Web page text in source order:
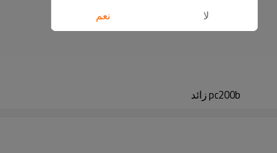
pc200b زائد
لا نعم